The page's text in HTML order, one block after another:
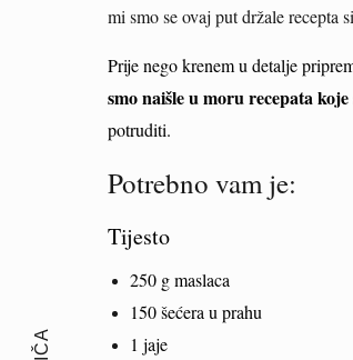
mi smo se ovaj put držale recepta
Prije nego krenem u detalje
smo naišle u moru recepata
potruditi.
Potrebno vam je:
Tijesto
250 g maslaca
150 šećera u prahu
1 jaje